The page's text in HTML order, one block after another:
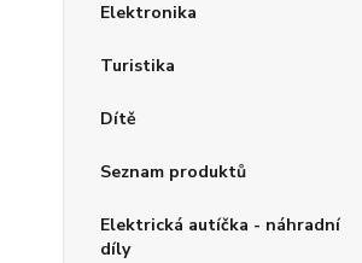
Elektronika
Turistika
Dítě
Seznam produktů
Elektrická autíčka - náhradní
díly